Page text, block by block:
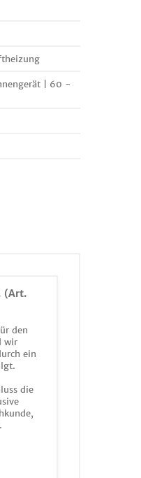
| 60 -
(Art.
den
wir
ein
die